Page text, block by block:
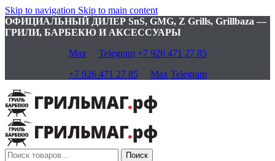
Skip to navigation Skip to main content
ОФИЦИАЛЬНЫЙ ДИЛЕР SnS, GMG, Z Grills, Grillbaza —
ГРИЛИ, БАРБЕКЮ И АКСЕССУАРЫ
Max
Telegram +7 926 471 27 85
+7 926 471 27 85
Max Telegram
Поиск